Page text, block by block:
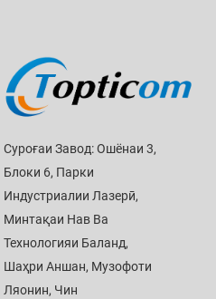
Суроғаи Завод: Ошёнаи 3,
Блоки 6, Парки
Индустриалии Лазерӣ,
Минтақаи Нав Ва
Технологияи Баланд,
Шаҳри Аншан, Музофоти
Ляонин, Чин